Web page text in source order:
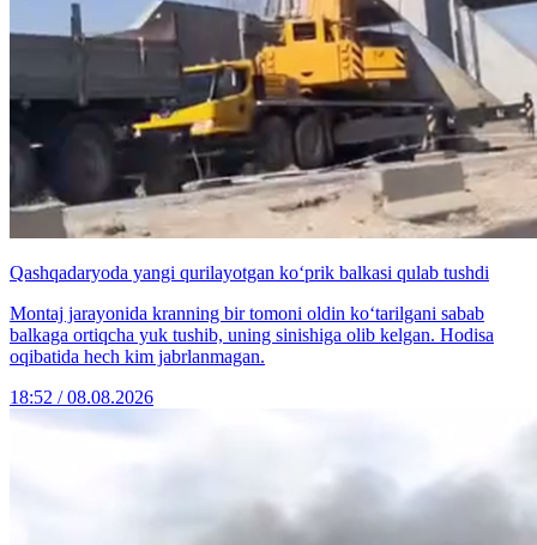
Qashqadaryoda yangi qurilayotgan ko‘prik balkasi qulab tushdi
Montaj jarayonida kranning bir tomoni oldin ko‘tarilgani sabab
balkaga ortiqcha yuk tushib, uning sinishiga olib kelgan. Hodisa
oqibatida hech kim jabrlanmagan.
18:52 / 08.08.2026